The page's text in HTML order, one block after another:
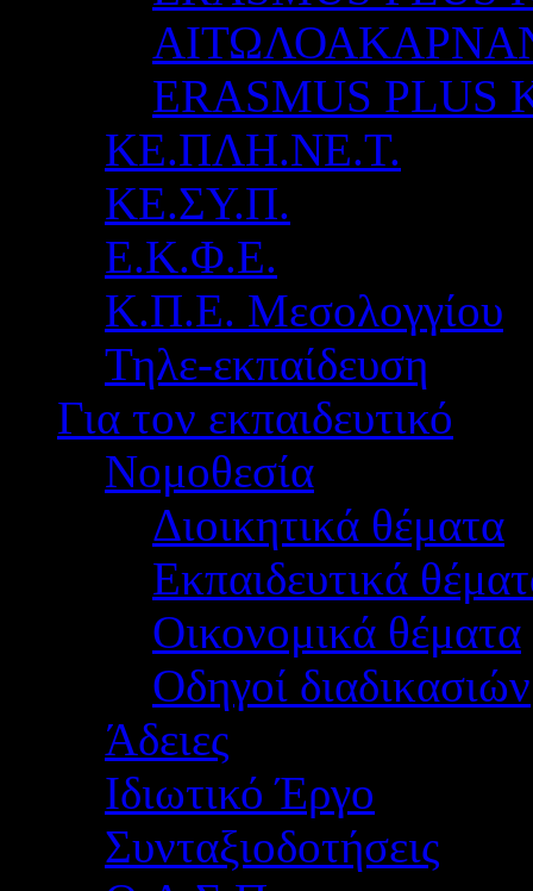
ERASMUS
ΚΕ.ΠΛΗ.ΝΕ.Τ.
ΚΕ.ΣΥ.Π.
Ε.Κ.Φ.Ε.
Κ.Π.Ε. Μεσολογγίου
Τηλε-εκπαίδευση
Για τον εκπαιδευτικό
Νομοθεσία
Διοικητικά θέματα
Εκπαιδευτικά
Οικονομικά θέματα
Οδηγοί διαδικασιών
Άδειες
Ιδιωτικό Έργο
Συνταξιοδοτήσεις